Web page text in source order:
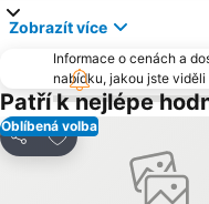
Zobrazít více
Informace o cenách a
nabídku, jakou jste
Patří k nejlépe
Oblíbená volba
Sdílet
Přidat na seznam